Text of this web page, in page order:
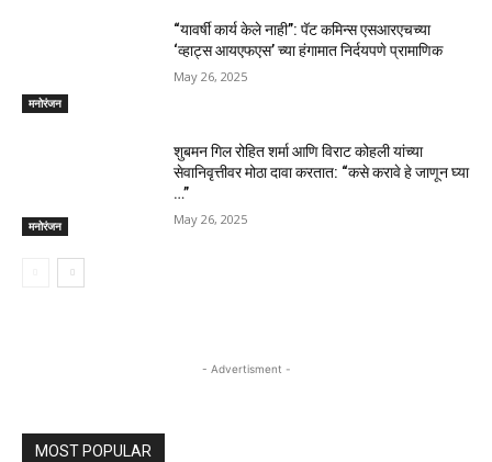
मनोरंजन
“यावर्षी कार्य केले नाही”: पॅट कमिन्स एसआरएचच्या
‘व्हाट्स आयएफएस’ च्या हंगामात निर्दयपणे प्रामाणिक
May 26, 2025
मनोरंजन
शुबमन गिल रोहित शर्मा आणि विराट कोहली यांच्या
सेवानिवृत्तीवर मोठा दावा करतात: “कसे करावे हे जाणून घ्या
…”
May 26, 2025
- Advertisment -
MOST POPULAR